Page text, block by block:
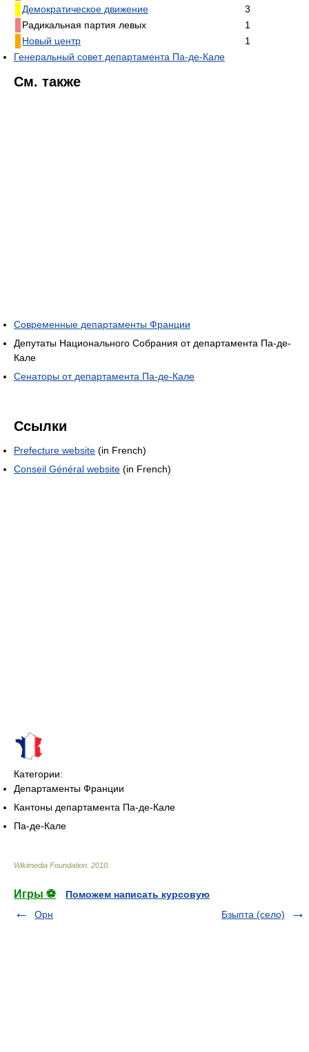
Демократическое движение
3
Радикальная партия левых
1
Новый центр
1
Генеральный совет департамента Па-де-Кале
См. также
Современные департаменты Франции
Депутаты Национального Собрания от департамента Па-де-
Кале
Сенаторы от департамента Па-де-Кале
Ссылки
Prefecture website (in French)
Conseil Général website (in French)
Категории:
Департаменты Франции
Кантоны департамента Па-де-Кале
Па-де-Кале
Wikimedia Foundation 2010
Игры ⚽
Поможем написать курсовую
Орн
Бзыпта (село)